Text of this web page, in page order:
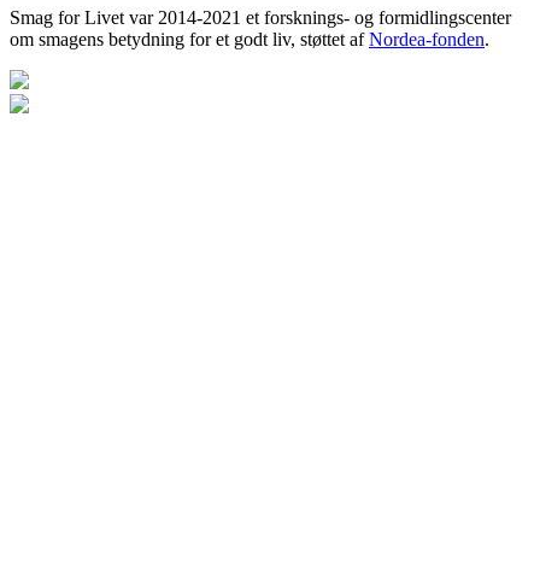
Smag for Livet var 2014-2021 et forsknings- og formidlingscenter
om smagens betydning for et godt liv, støttet afNordea-fonden.